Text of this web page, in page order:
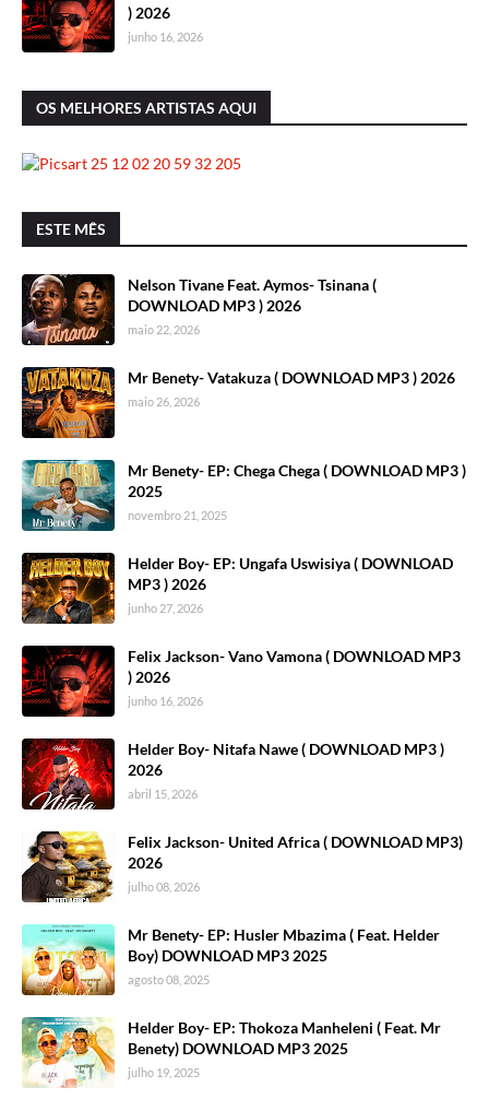
) 2026
junho 16, 2026
OS MELHORES ARTISTAS AQUI
ESTE MÊS
Nelson Tivane Feat. Aymos- Tsinana (
DOWNLOAD MP3 ) 2026
maio 22, 2026
Mr Benety- Vatakuza ( DOWNLOAD MP3 ) 2026
maio 26, 2026
Mr Benety- EP: Chega Chega ( DOWNLOAD MP3 )
2025
novembro 21, 2025
Helder Boy- EP: Ungafa Uswisiya ( DOWNLOAD
MP3 ) 2026
junho 27, 2026
Felix Jackson- Vano Vamona ( DOWNLOAD MP3
) 2026
junho 16, 2026
Helder Boy- Nitafa Nawe ( DOWNLOAD MP3 )
2026
abril 15, 2026
Felix Jackson- United Africa ( DOWNLOAD MP3)
2026
julho 08, 2026
Mr Benety- EP: Husler Mbazima ( Feat. Helder
Boy) DOWNLOAD MP3 2025
agosto 08, 2025
Helder Boy- EP: Thokoza Manheleni ( Feat. Mr
Benety) DOWNLOAD MP3 2025
julho 19, 2025